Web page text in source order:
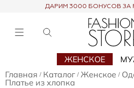
ДАРИМ 3000 БОНУСОВ ЗА
ЖЕНСКОЕ
Главная / Каталог / Женское /
Платье из хлопка